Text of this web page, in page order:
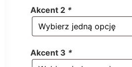
Akcent 2 *
Akcent 3 *